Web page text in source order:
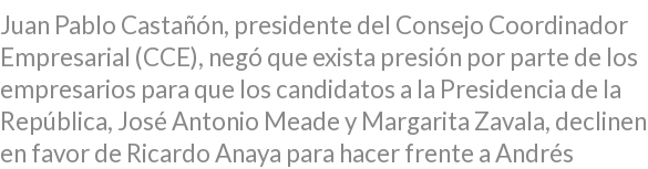
Juan Pablo Castañón, presidente del Consejo Coordinador
Empresarial (CCE), negó que exista presión por parte de los
empresarios para que los candidatos a la Presidencia de la
República, José Antonio Meade y Margarita Zavala, declinen
en favor de Ricardo Anaya para hacer frente a Andrés